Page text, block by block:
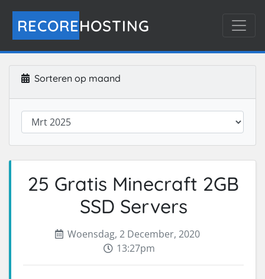
RECOREHOSTING
Sorteren op maand
25 Gratis Minecraft 2GB
SSD Servers
Woensdag, 2 December, 2020
13:27pm